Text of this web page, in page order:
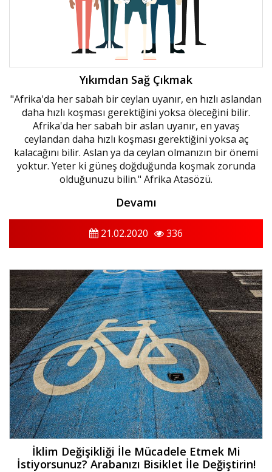
Yıkımdan Sağ Çıkmak
"Afrika'da her sabah bir ceylan uyanır, en hızlı aslandan
daha hızlı koşması gerektiğini yoksa öleceğini bilir.
Afrika'da her sabah bir aslan uyanır, en yavaş
ceylandan daha hızlı koşması gerektiğini yoksa aç
kalacağını bilir. Aslan ya da ceylan olmanızın bir önemi
yoktur. Yeter ki güneş doğduğunda koşmak zorunda
olduğunuzu bilin." Afrika Atasözü.
Devamı
21.02.2020 336
​İklim Değişikliği İle Mücadele Etmek Mi
İstiyorsunuz? Arabanızı Bisiklet İle Değiştirin!